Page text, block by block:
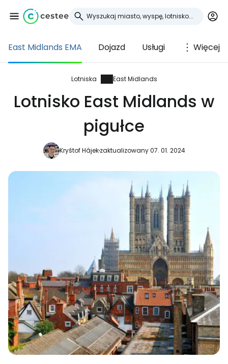
East Midlands EMA Dojazd Usługi Więcej
Lotniska East Midlands
Lotnisko East Midlands w
pigułce
Kryštof Hájekzaktualizowany 07. 01. 2024
Zaloguj się do
Cestee
... światowej społeczności podróżniczej
Kontynuuj z Google
Kontynuuj z Facebookiem
Kontynuuj z e-mailem